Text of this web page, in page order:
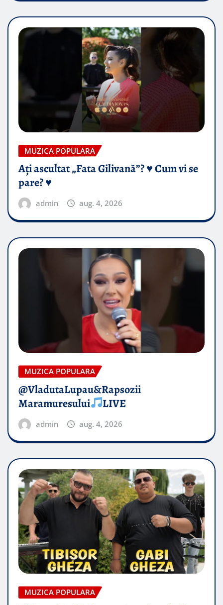
MUZICA POPULARA
Ați ascultat „Fata Gilivană”? ♥️ Cum vi se
pare? ♥️
admin aug. 4, 2026
MUZICA POPULARA
@VladutaLupau&Rapsozii
Maramuresului
LIVE
admin aug. 4, 2026
MUZICA POPULARA